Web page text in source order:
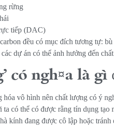
rừng
tiếp (DAC)
đều có mục đích tương tự:
dự án có thể ảnh hưởng đến
có nghĩa là
hóa vô hình nên chất lượng có ý
có thể có được rằng tín dụng
kính đang được cô lập hoặc tránh